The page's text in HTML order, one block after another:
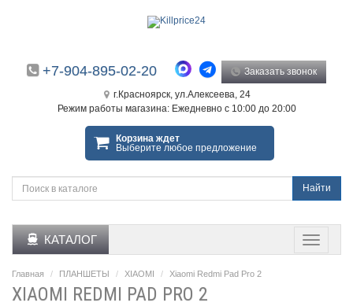
+7-904-895-02-20 Заказать звонок
г.Красноярск, ул.Алексеева, 24
Режим работы магазина: Ежедневно с 10:00 до 20:00
Корзина ждет
Выберите любое предложение
Найти
КАТАЛОГ
Главная ПЛАНШЕТЫ XIAOMI Xiaomi Redmi Pad Pro 2
XIAOMI REDMI PAD PRO 2